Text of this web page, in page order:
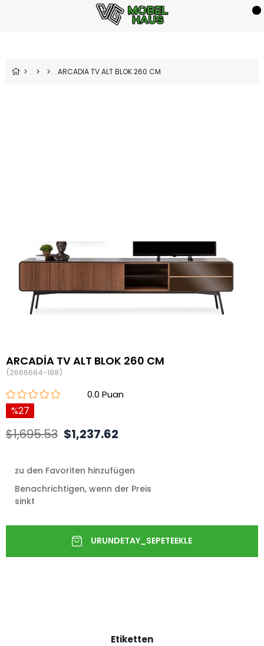
ARCADİA TV ALT BLOK 260 CM
ARCADİA TV ALT BLOK 260 CM
(2666684-188)
0.0
27
$1,695.53 $1,237.62
zu den Favoriten hinzufügen
Benachrichtigen, wenn der Preis
sinkt
Etiketten